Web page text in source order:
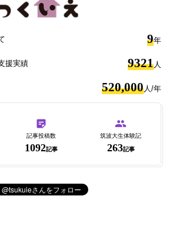
9年
援実績 9321人
520,000人/年
記事投稿数
1092記事
筑波大生体験記
263記事